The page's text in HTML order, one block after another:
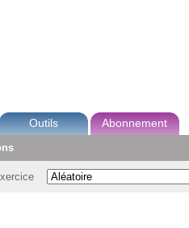
Outils Abonnement